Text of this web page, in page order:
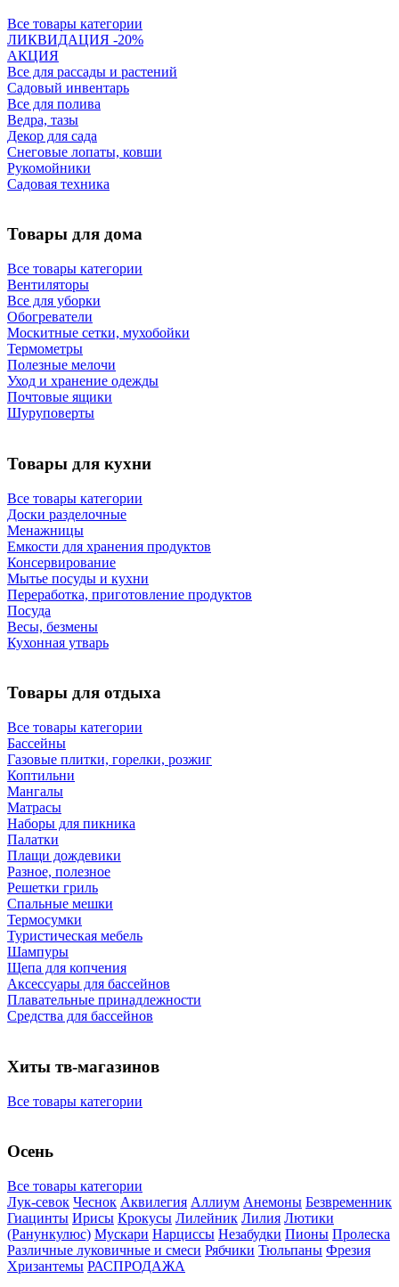
Все товары категории
ЛИКВИДАЦИЯ -20%
АКЦИЯ
Все для рассады и растений
Садовый инвентарь
Все для полива
Ведра, тазы
Декор для сада
Снеговые лопаты, ковши
Рукомойники
Садовая техника
Товары для дома
Все товары категории
Вентиляторы
Все для уборки
Обогреватели
Москитные сетки, мухобойки
Термометры
Полезные мелочи
Уход и хранение одежды
Почтовые ящики
Шуруповерты
Товары для кухни
Все товары категории
Доски разделочные
Менажницы
Емкости для хранения продуктов
Консервирование
Мытье посуды и кухни
Переработка, приготовление продуктов
Посуда
Весы, безмены
Кухонная утварь
Товары для отдыха
Все товары категории
Бассейны
Газовые плитки, горелки, розжиг
Коптильни
Мангалы
Матрасы
Наборы для пикника
Палатки
Плащи дождевики
Разное, полезное
Решетки гриль
Спальные мешки
Термосумки
Туристическая мебель
Шампуры
Щепа для копчения
Аксессуары для бассейнов
Плавательные принадлежности
Средства для бассейнов
Хиты тв-магазинов
Все товары категории
Осень
Все товары категории
Лук-севок Чеснок Аквилегия Аллиум Анемоны Безвременник
Гиацинты Ирисы Крокусы Лилейник Лилия Лютики
(Ранункулюс) Мускари Нарцисcы Незабудки Пионы Пролеска
Различные луковичные и смеси Рябчики Тюльпаны Фрезия
Хризантемы РАСПРОДАЖА